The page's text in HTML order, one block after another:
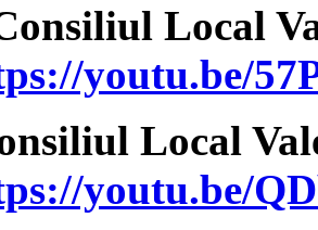
Local
youtu.be/
Local
youtu.be/